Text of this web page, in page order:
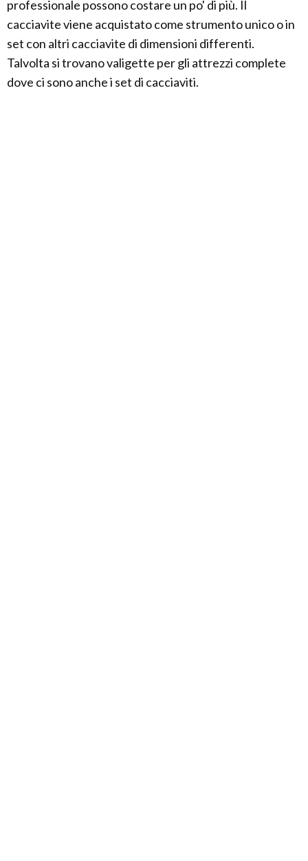
professionale possono costare un po' di più. Il
cacciavite viene acquistato come strumento unico o in
set con altri cacciavite di dimensioni differenti.
Talvolta si trovano valigette per gli attrezzi complete
dove ci sono anche i set di cacciaviti.